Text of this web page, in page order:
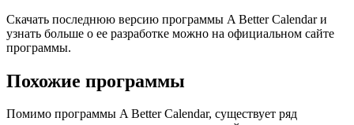
Скачать последнюю версию программы A Better Calendar и
узнать больше о ее разработке можно на официальном сайте
программы.
Похожие программы
Помимо программы A Better Calendar, существует ряд